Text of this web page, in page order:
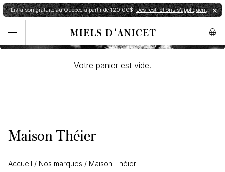
Panier d'achat
✕
Commande expédiée en 24h.Restrictions de livraison
Votre panier est vide.
✕
Livraison gratuite au Québec à partir de 120,00$.Des restrictions s’appliquent
Maison Théier
Accueil / Nos marques / Maison Théier